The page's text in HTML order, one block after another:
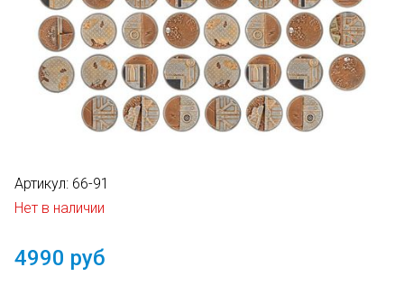
Артикул: 66-91
Нет в наличии
4990 руб